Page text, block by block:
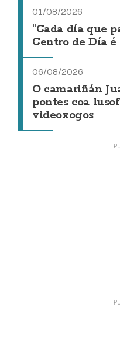
01/08/2026
"Cada día que
Centro de Día
06/08/2026
O camariñán
pontes coa
videoxogos